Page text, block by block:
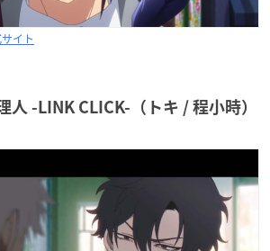
イト
人 -LINK CLICK-（トキ / 程小時）